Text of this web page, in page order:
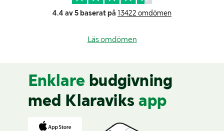
4.4 av 5 baserat på 13422 omdömen
Läs omdömen
Enklare budgivning
med Klaraviks app